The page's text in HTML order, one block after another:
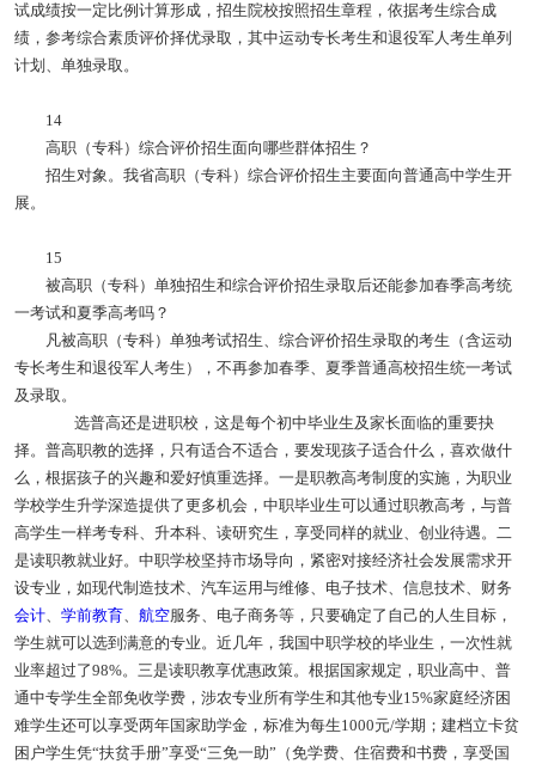
试成绩按一定比例计算形成，招生院校按照招生章程，依据考生综合成
绩，参考综合素质评价择优录取，其中运动专长考生和退役军人考生单列
计划、单独录取。
14
高职（专科）综合评价招生面向哪些群体招生？
招生对象。我省高职（专科）综合评价招生主要面向普通高中学生开
展。
15
被高职（专科）单独招生和综合评价招生录取后还能参加春季高考统
一考试和夏季高考吗？
凡被高职（专科）单独考试招生、综合评价招生录取的考生（含运动
专长考生和退役军人考生），不再参加春季、夏季普通高校招生统一考试
及录取。
选普高还是进职校，这是每个初中毕业生及家长面临的重要抉
择。普高职教的选择，只有适合不适合，要发现孩子适合什么，喜欢做什
么，根据孩子的兴趣和爱好慎重选择。一是职教高考制度的实施，为职业
学校学生升学深造提供了更多机会，中职毕业生可以通过职教高考，与普
高学生一样考专科、升本科、读研究生，享受同样的就业、创业待遇。二
是读职教就业好。中职学校坚持市场导向，紧密对接经济社会发展需求开
设专业，如现代制造技术、汽车运用与维修、电子技术、信息技术、财务
会计、 学前教育、 航空服务、电子商务等，只要确定了自己的人生目标，
学生就可以选到满意的专业。近几年，我国中职学校的毕业生，一次性就
业率超过了98%。三是读职教享优惠政策。根据国家规定，职业高中、普
通中专学生全部免收学费，涉农专业所有学生和其他专业15%家庭经济困
难学生还可以享受两年国家助学金，标准为每生1000元/学期；建档立卡贫
困户学生凭“扶贫手册”享受“三免一助”（免学费、住宿费和书费，享受国